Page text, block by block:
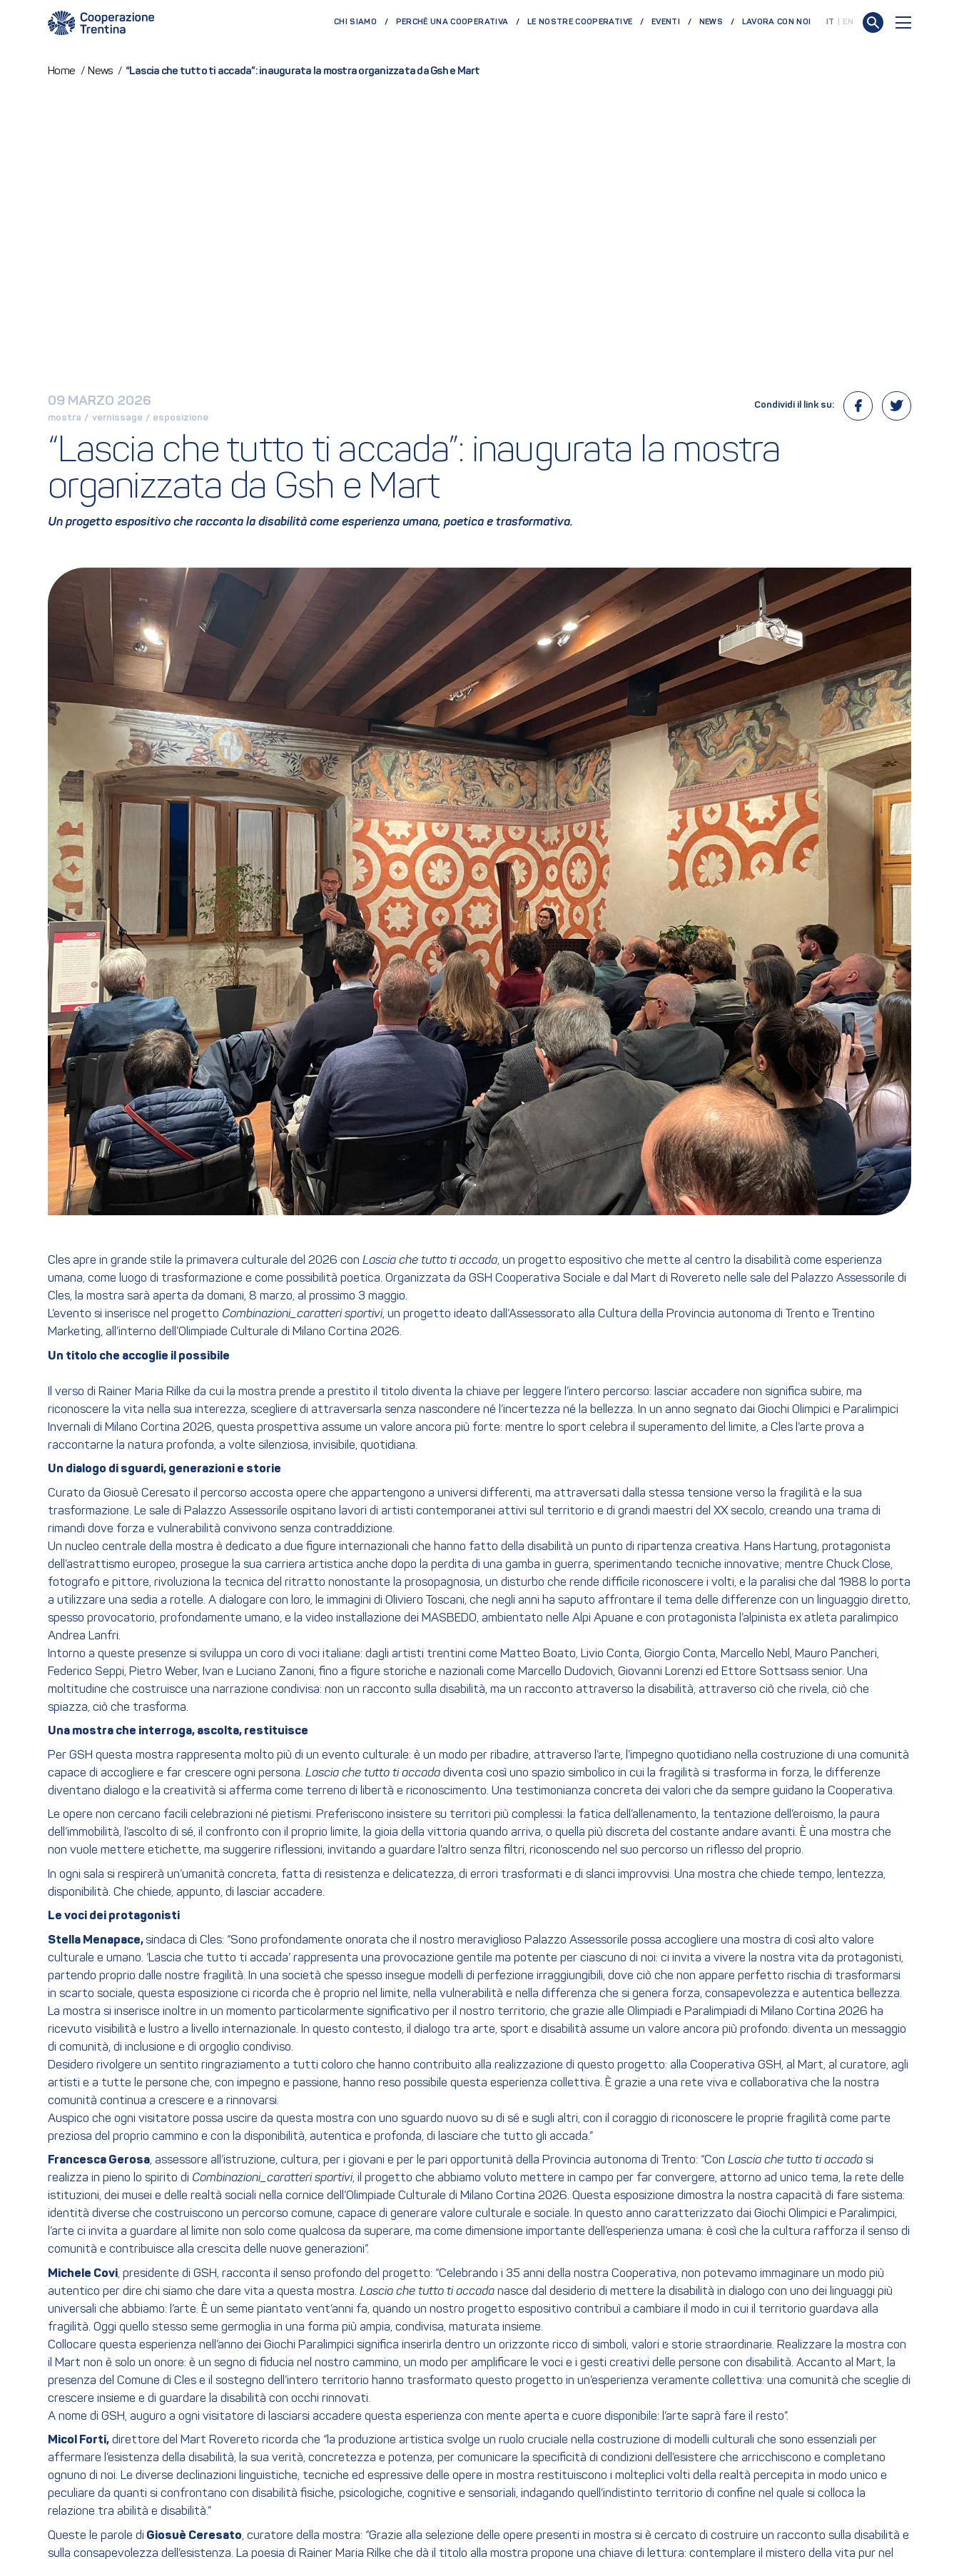
CHI SIAMO PERCHÈ UNA COOPERATIVA LE NOSTRE COOPERATIVE EVENTI NEWS LAVORA CON NOI IT EN
Home / News / “Lascia che tutto ti accada”: inaugurata la mostra organizzata da Gsh e Mart
09 MARZO 2026
mostra / vernissage / esposizione
Condividi il link su:
“Lascia che tutto ti accada”: inaugurata la mostra
organizzata da Gsh e Mart
Un progetto espositivo che racconta la disabilità come esperienza umana, poetica e trasformativa.
Cles apre in grande stile la primavera culturale del 2026 con Lascia che tutto ti accada, un progetto espositivo che mette al centro la disabilità come esperienza
umana, come luogo di trasformazione e come possibilità poetica. Organizzata da GSH Cooperativa Sociale e dal Mart di Rovereto nelle sale del Palazzo Assessorile di
Cles, la mostra sarà aperta da domani, 8 marzo, al prossimo 3 maggio.
L’evento si inserisce nel progetto Combinazioni_caratteri sportivi, un progetto ideato dall’Assessorato alla Cultura della Provincia autonoma di Trento e Trentino
Marketing, all’interno dell’Olimpiade Culturale di Milano Cortina 2026.
Un titolo che accoglie il possibile
Il verso di Rainer Maria Rilke da cui la mostra prende a prestito il titolo diventa la chiave per leggere l’intero percorso: lasciar accadere non significa subire, ma
riconoscere la vita nella sua interezza, scegliere di attraversarla senza nascondere né l’incertezza né la bellezza. In un anno segnato dai Giochi Olimpici e Paralimpici
Invernali di Milano Cortina 2026, questa prospettiva assume un valore ancora più forte: mentre lo sport celebra il superamento del limite, a Cles l’arte prova a
raccontarne la natura profonda, a volte silenziosa, invisibile, quotidiana.
Un dialogo di sguardi, generazioni e storie
Curato da Giosuè Ceresato il percorso accosta opere che appartengono a universi differenti, ma attraversati dalla stessa tensione verso la fragilità e la sua
trasformazione. Le sale di Palazzo Assessorile ospitano lavori di artisti contemporanei attivi sul territorio e di grandi maestri del XX secolo, creando una trama di
rimandi dove forza e vulnerabilità convivono senza contraddizione.
Un nucleo centrale della mostra è dedicato a due figure internazionali che hanno fatto della disabilità un punto di ripartenza creativa. Hans Hartung, protagonista
dell’astrattismo europeo, prosegue la sua carriera artistica anche dopo la perdita di una gamba in guerra, sperimentando tecniche innovative; mentre Chuck Close,
fotografo e pittore, rivoluziona la tecnica del ritratto nonostante la prosopagnosia, un disturbo che rende difficile riconoscere i volti, e la paralisi che dal 1988 lo porta
a utilizzare una sedia a rotelle. A dialogare con loro, le immagini di Oliviero Toscani, che negli anni ha saputo affrontare il tema delle differenze con un linguaggio diretto,
spesso provocatorio, profondamente umano, e la video installazione dei MASBEDO, ambientato nelle Alpi Apuane e con protagonista l’alpinista ex atleta paralimpico
Andrea Lanfri.
Intorno a queste presenze si sviluppa un coro di voci italiane: dagli artisti trentini come Matteo Boato, Livio Conta, Giorgio Conta, Marcello Nebl, Mauro Pancheri,
Federico Seppi, Pietro Weber, Ivan e Luciano Zanoni, fino a figure storiche e nazionali come Marcello Dudovich, Giovanni Lorenzi ed Ettore Sottsass senior. Una
moltitudine che costruisce una narrazione condivisa: non un racconto sulla disabilità, ma un racconto attraverso la disabilità, attraverso ciò che rivela, ciò che
spiazza, ciò che trasforma.
Una mostra che interroga, ascolta, restituisce
Per GSH questa mostra rappresenta molto più di un evento culturale: è un modo per ribadire, attraverso l’arte, l’impegno quotidiano nella costruzione di una comunità
capace di accogliere e far crescere ogni persona. Lascia che tutto ti accada diventa così uno spazio simbolico in cui la fragilità si trasforma in forza, le differenze
diventano dialogo e la creatività si afferma come terreno di libertà e riconoscimento. Una testimonianza concreta dei valori che da sempre guidano la Cooperativa.
Le opere non cercano facili celebrazioni né pietismi. Preferiscono insistere su territori più complessi: la fatica dell’allenamento, la tentazione dell’eroismo, la paura
dell’immobilità, l’ascolto di sé, il confronto con il proprio limite, la gioia della vittoria quando arriva, o quella più discreta del costante andare avanti. È una mostra che
non vuole mettere etichette, ma suggerire riflessioni, invitando a guardare l’altro senza filtri, riconoscendo nel suo percorso un riflesso del proprio.
In ogni sala si respirerà un’umanità concreta, fatta di resistenza e delicatezza, di errori trasformati e di slanci improvvisi. Una mostra che chiede tempo, lentezza,
disponibilità. Che chiede, appunto, di lasciar accadere.
Le voci dei protagonisti
Stella Menapace,sindaca di Cles: “Sono profondamente onorata che il nostro meraviglioso Palazzo Assessorile possa accogliere una mostra di così alto valore
culturale e umano. ‘Lascia che tutto ti accada’ rappresenta una provocazione gentile ma potente per ciascuno di noi: ci invita a vivere la nostra vita da protagonisti,
partendo proprio dalle nostre fragilità. In una società che spesso insegue modelli di perfezione irraggiungibili, dove ciò che non appare perfetto rischia di trasformarsi
in scarto sociale, questa esposizione ci ricorda che è proprio nel limite, nella vulnerabilità e nella differenza che si genera forza, consapevolezza e autentica bellezza.
La mostra si inserisce inoltre in un momento particolarmente significativo per il nostro territorio, che grazie alle Olimpiadi e Paralimpiadi di Milano Cortina 2026 ha
ricevuto visibilità e lustro a livello internazionale. In questo contesto, il dialogo tra arte, sport e disabilità assume un valore ancora più profondo: diventa un messaggio
di comunità, di inclusione e di orgoglio condiviso.
Desidero rivolgere un sentito ringraziamento a tutti coloro che hanno contribuito alla realizzazione di questo progetto: alla Cooperativa GSH, al Mart, al curatore, agli
artisti e a tutte le persone che, con impegno e passione, hanno reso possibile questa esperienza collettiva. È grazie a una rete viva e collaborativa che la nostra
comunità continua a crescere e a rinnovarsi.
Auspico che ogni visitatore possa uscire da questa mostra con uno sguardo nuovo su di sé e sugli altri, con il coraggio di riconoscere le proprie fragilità come parte
preziosa del proprio cammino e con la disponibilità, autentica e profonda, di lasciare che tutto gli accada.”
Francesca Gerosa, assessore all’istruzione, cultura, per i giovani e per le pari opportunità della Provincia autonoma di Trento: “Con Lascia che tutto ti accada si
realizza in pieno lo spirito di Combinazioni_caratteri sportivi, il progetto che abbiamo voluto mettere in campo per far convergere, attorno ad unico tema, la rete delle
istituzioni, dei musei e delle realtà sociali nella cornice dell’Olimpiade Culturale di Milano Cortina 2026. Questa esposizione dimostra la nostra capacità di fare sistema:
identità diverse che costruiscono un percorso comune, capace di generare valore culturale e sociale. In questo anno caratterizzato dai Giochi Olimpici e Paralimpici,
l’arte ci invita a guardare al limite non solo come qualcosa da superare, ma come dimensione importante dell’esperienza umana: è così che la cultura rafforza il senso di
comunità e contribuisce alla crescita delle nuove generazioni”.
Michele Covi, presidente di GSH, racconta il senso profondo del progetto: “Celebrando i 35 anni della nostra Cooperativa, non potevamo immaginare un modo più
autentico per dire chi siamo che dare vita a questa mostra. Lascia che tutto ti accada nasce dal desiderio di mettere la disabilità in dialogo con uno dei linguaggi più
universali che abbiamo: l’arte. È un seme piantato vent’anni fa, quando un nostro progetto espositivo contribuì a cambiare il modo in cui il territorio guardava alla
fragilità. Oggi quello stesso seme germoglia in una forma più ampia, condivisa, maturata insieme.
Collocare questa esperienza nell’anno dei Giochi Paralimpici significa inserirla dentro un orizzonte ricco di simboli, valori e storie straordinarie. Realizzare la mostra con
il Mart non è solo un onore: è un segno di fiducia nel nostro cammino, un modo per amplificare le voci e i gesti creativi delle persone con disabilità. Accanto al Mart, la
presenza del Comune di Cles e il sostegno dell’intero territorio hanno trasformato questo progetto in un’esperienza veramente collettiva: una comunità che sceglie di
crescere insieme e di guardare la disabilità con occhi rinnovati.
A nome di GSH, auguro a ogni visitatore di lasciarsi accadere questa esperienza con mente aperta e cuore disponibile: l’arte saprà fare il resto”.
Micol Forti, direttore del Mart Rovereto ricorda che “la produzione artistica svolge un ruolo cruciale nella costruzione di modelli culturali che sono essenziali per
affermare l’esistenza della disabilità, la sua verità, concretezza e potenza, per comunicare la specificità di condizioni dell’esistere che arricchiscono e completano
ognuno di noi. Le diverse declinazioni linguistiche, tecniche ed espressive delle opere in mostra restituiscono i molteplici volti della realtà percepita in modo unico e
peculiare da quanti si confrontano con disabilità fisiche, psicologiche, cognitive e sensoriali, indagando quell’indistinto territorio di confine nel quale si colloca la
relazione tra abilità e disabilità.”
Queste le parole di Giosuè Ceresato, curatore della mostra: “Grazie alla selezione delle opere presenti in mostra si è cercato di costruire un racconto sulla disabilità e
sulla consapevolezza dell’esistenza. La poesia di Rainer Maria Rilke che dà il titolo alla mostra propone una chiave di lettura: contemplare il mistero della vita pur nel